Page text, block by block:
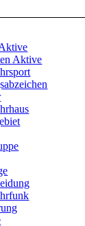
Aktive